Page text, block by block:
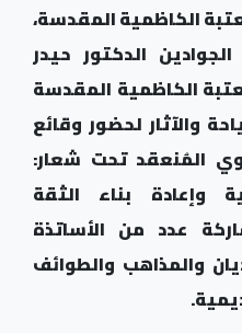
الكاظمية المقدسة،
الدكتور حيدر
الكاظمية المقدسة
والآثار لحضور وقائع
المُنعقد تحت شعار:
وإعادة بناء الثقة
عدد من الأساتذة
والمذاهب والطوائف